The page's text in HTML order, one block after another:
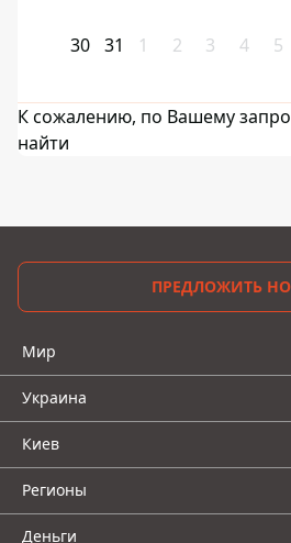
30 31 1 2 3 4 5
К сожалению, по Вашему
найти
ПРЕДЛОЖИТЬ
Мир
Украина
Киев
Регионы
Деньги